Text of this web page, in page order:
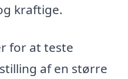
kraftige.
for at teste
af en større